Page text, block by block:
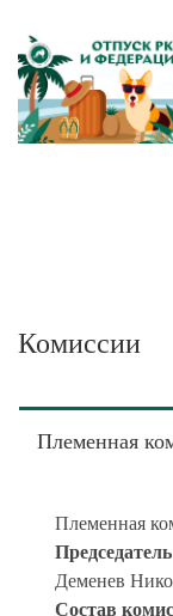
Комиссии
Племенная
Племенная
Деменев
Состав